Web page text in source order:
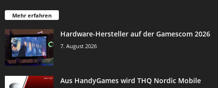
Mehr erfahren
Hardware-Hersteller auf der Gamescom 2026
7. August 2026
Aus HandyGames wird THQ Nordic Mobile